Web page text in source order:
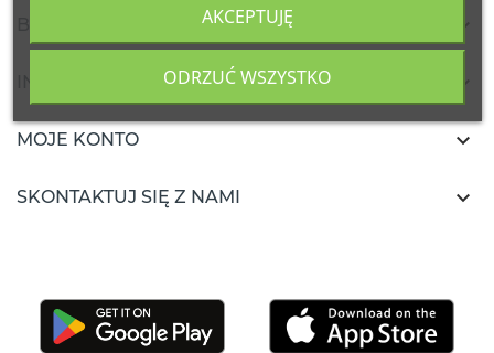
MOJE KONTO 
SKONTAKTUJ SIĘ Z NAMI 
ODRZUĆ WSZYSTKO
AKCEPTUJĘ